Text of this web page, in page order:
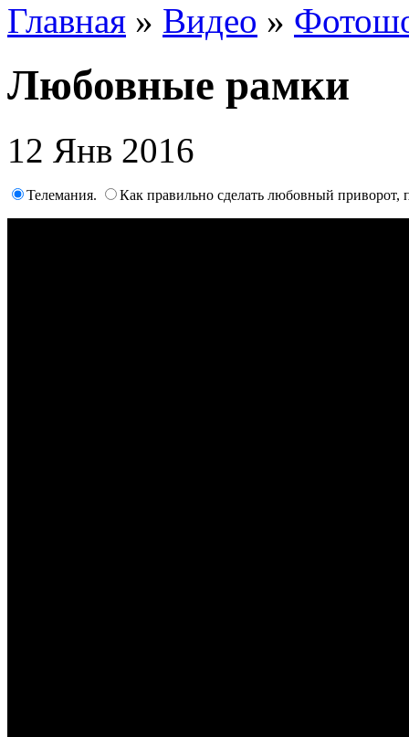
Главная » Видео »
Любовные рамки
12 Янв 2016
Телемания. Как правильно сделать любовный